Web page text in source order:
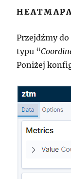
HEATMAPA
Przejdźmy
typu “
Poniżej